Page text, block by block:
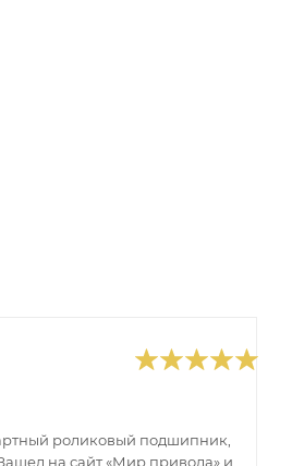
роликовый подшипник,
на сайт «Мир привода» и